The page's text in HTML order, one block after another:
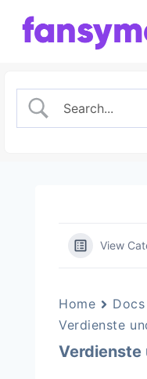
Inhalt
View
Home Docs
Verdienste
Verdienste